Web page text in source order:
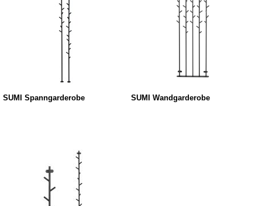
SUMI Spanngarderobe SUMI Wandgarderobe